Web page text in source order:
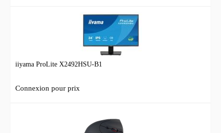
iiyama ProLite X2492HSU-B1
Connexion pour prix